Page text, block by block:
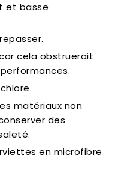
et basse
cela obstruerait
matériaux non
des
en microfibre